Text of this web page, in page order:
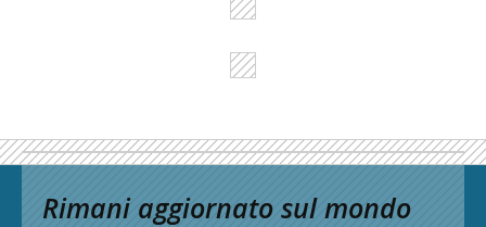
Rimani aggiornato sul mondo